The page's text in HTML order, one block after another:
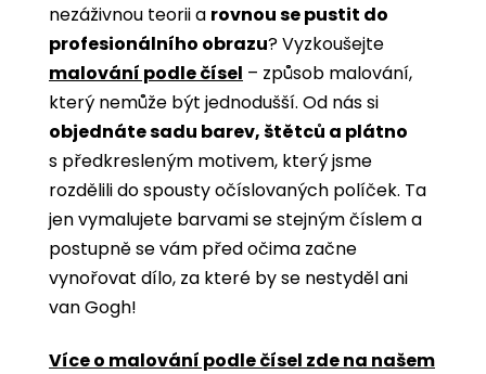
nezáživnou teorii a rovnou se pustit do
profesionálního obrazu? Vyzkoušejte
malování podle čísel ­­– způsob malování,
který nemůže být jednodušší. Od nás si
objednáte sadu barev, štětců a plátno
s předkresleným motivem, který jsme
rozdělili do spousty očíslovaných políček. Ta
jen vymalujete barvami se stejným číslem a
postupně se vám před očima začne
vynořovat dílo, za které by se nestyděl ani
van Gogh!
Více o malování podle čísel zde na našem